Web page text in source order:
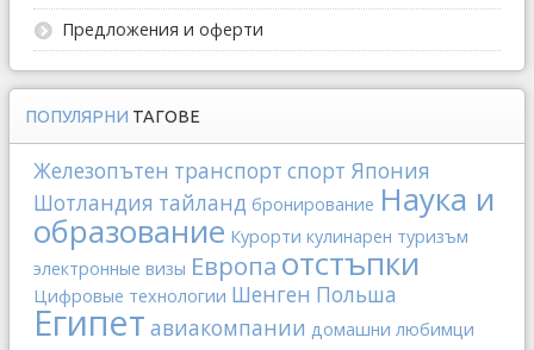
Предложения и оферти
ПОПУЛЯРНИ ТАГОВЕ
Железопътен транспорт спорт Япония
Шотландия тайланд бронирование Наука и
образование Курорти кулинарен туризъм
электронные визы Европа отстъпки
Цифровые технологии Шенген Польша
Египет авиакомпании домашни любимци